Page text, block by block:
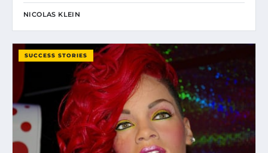
NICOLAS KLEIN
SUCCESS STORIES